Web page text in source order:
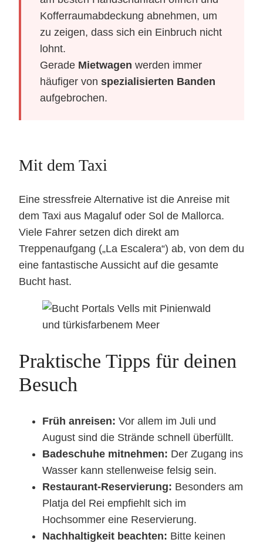
Kofferraumabdeckung abnehmen, um
zu zeigen, dass sich ein Einbruch nicht
lohnt.
Gerade Mietwagen werden immer
häufiger von spezialisierten Banden
aufgebrochen.
Mit dem Taxi
Eine stressfreie Alternative ist die Anreise mit
dem Taxi aus Magaluf oder Sol de Mallorca.
Viele Fahrer setzen dich direkt am
Treppenaufgang („La Escalera“) ab, von dem du
eine fantastische Aussicht auf die gesamte
Bucht hast.
Praktische Tipps für deinen
Besuch
Früh anreisen: Vor allem im Juli und
August sind die Strände schnell überfüllt.
Badeschuhe mitnehmen: Der Zugang ins
Wasser kann stellenweise felsig sein.
Restaurant-Reservierung: Besonders am
Platja del Rei empfiehlt sich im
Hochsommer eine Reservierung.
Nachhaltigkeit beachten: Bitte keinen